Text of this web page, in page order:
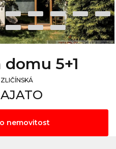
5+1
nemovitost